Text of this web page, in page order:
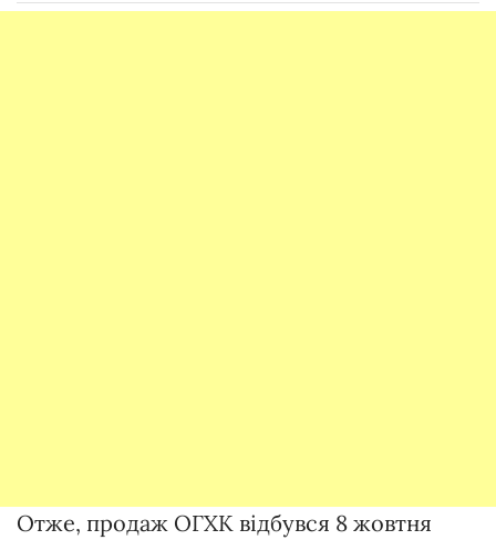
Отже, продаж ОГХК відбувся 8 жовтня